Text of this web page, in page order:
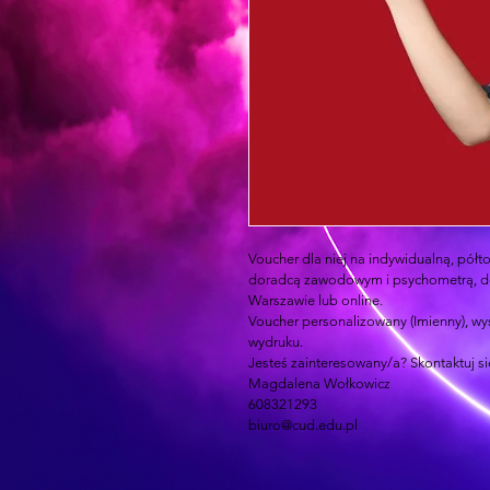
Voucher dla niej na indywidualną,
doradcą zawodowym i psychometrą,
Warszawie lub online.
Voucher personalizowany (Imienny),
wydruku.
Jesteś zainteresowany/a? Skontaktuj
Magdalena Wołkowicz
608321293
biuro@cud.edu.pl